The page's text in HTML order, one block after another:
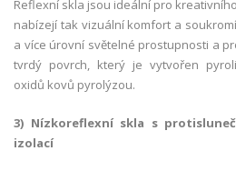
Reflexní skla jsou ideální pro
nabízejí tak vizuální komfort a
a více úrovní světelné prostupnosti a
tvrdý povrch, který je vytvořen
oxidů kovů pyrolýzou.
3) Nízkoreflexní skla s
izolací